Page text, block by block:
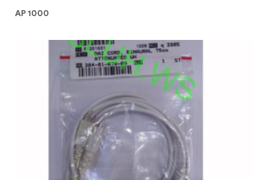
AP 1000